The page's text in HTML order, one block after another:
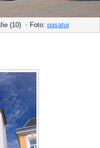
(10) • Foto: pasatur